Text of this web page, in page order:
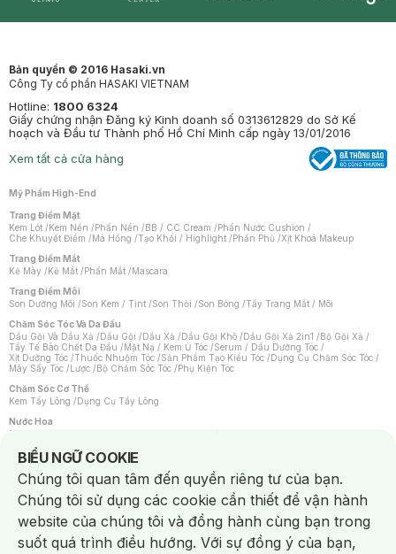
Bản quyền © 2016 Hasaki.vn
Công Ty cổ phần HASAKI VIETNAM
Hotline: 1800 6324
Giấy chứng nhận Đăng ký Kinh doanh số 0313612829 do Sở Kế
hoạch và Đầu tư Thành phố Hồ Chí Minh cấp ngày 13/01/2016
Xem tất cả cửa hàng
Mỹ Phẩm High-End
Trang Điểm Mặt
Kem Lót /Kem Nền /Phấn Nền /BB / CC Cream /Phấn Nước Cushion /
Che Khuyết Điểm /Má Hồng /Tạo Khối / Highlight /Phấn Phủ /Xịt Khoá Makeup
Trang Điểm Mắt
Kẻ Mày /Kẻ Mắt /Phấn Mắt /Mascara
Trang Điểm Môi
Son Dưỡng Môi /Son Kem / Tint /Son Thỏi /Son Bóng /Tẩy Trang Mắt / Môi
Chăm Sóc Tóc Và Da Đầu
Dầu Gội Và Dầu Xả /Dầu Gội /Dầu Xả /Dầu Gội Khô /Dầu Gội Xả 2in1 /Bộ Gội Xả /
Tẩy Tế Bào Chết Da Đầu /Mặt Nạ / Kem Ủ Tóc /Serum / Dầu Dưỡng Tóc /
Xịt Dưỡng Tóc /Thuốc Nhuộm Tóc /Sản Phẩm Tạo Kiểu Tóc /Dụng Cụ Chăm Sóc Tóc /
Máy Sấy Tóc /Lược /Bộ Chăm Sóc Tóc /Phụ Kiện Tóc
Chăm Sóc Cơ Thể
Kem Tẩy Lông /Dụng Cụ Tẩy Lông
Nước Hoa
Nước Hoa Nữ
Chăm Sóc Cá Nhân
Chống Muỗi /Khẩu Trang /Máy Massage/Mặt Nạ Xông Hơi /Nước Rửa Tay/
Sản Phẩm Chăm Sóc Khác /Bàn Chải Đánh Răng /Bàn Chải Điện/
Hỗ Trợ Trắng Răng/Kem Đánh Răng /Máy Tăm Nước/ Nước Súc Miệng/
Tăm / Chỉ Nha Khoa/ Xịt Thơm Miệng / Dung Dịch Vệ Sinh/Dưỡng Vùng Kín/
Khăn Ướt Vệ Sinh Vùng Kín/Băng Vệ Sinh/Tampon/Bọt Cạo Râu /Dao Cạo Râu/
Máy Cạo Râu
Vấn Đề Về Da
BIỂU NGỮ COOKIE
Notice about cookies usage
Chúng tôi quan tâm đến quyền riêng tư của bạn.
Chúng tôi sử dụng các cookie cần thiết để vận hành
website của chúng tôi và đồng hành cùng bạn trong
suốt quá trình điều hướng. Với sự đồng ý của bạn,